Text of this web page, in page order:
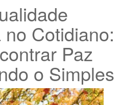
Cotidiano:
Paz
o Simples